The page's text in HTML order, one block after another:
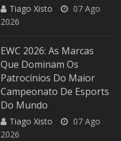
Tiago Xisto
07 Ago
2026
EWC 2026: As Marcas
Que Dominam Os
Patrocínios Do Maior
Campeonato De Esports
Do Mundo
Tiago Xisto
07 Ago
2026